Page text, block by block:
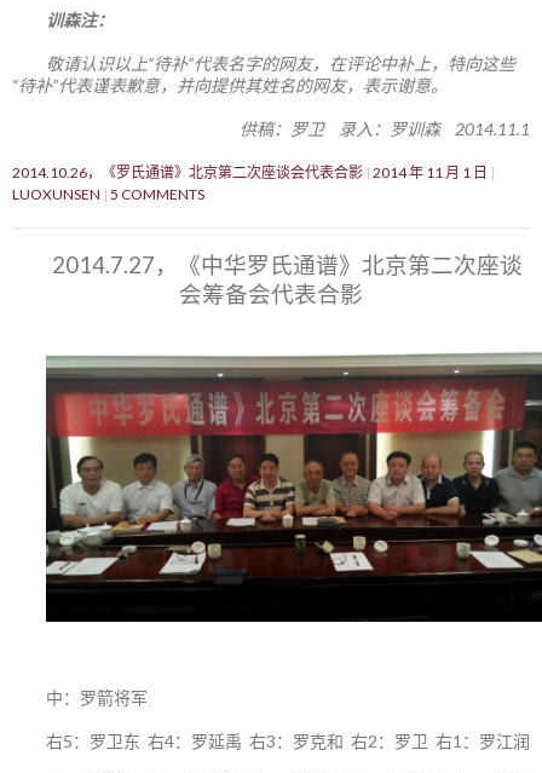
训森注：
敬请认识以上“待补”代表名字的网友，在评论中补上，特向这些
“待补”代表谨表歉意，并向提供其姓名的网友，表示谢意。
供稿：罗卫 录入：罗训森 2014.11.1
2014.10.26，《罗氏通谱》北京第二次座谈会代表合影 2014 年 11 月 1 日
LUOXUNSEN 5 COMMENTS
2014.7.27，《中华罗氏通谱》北京第二次座谈
会筹备会代表合影
中：罗箭将军
右5：罗卫东 右4：罗延禹 右3：罗克和 右2：罗卫 右1：罗江润